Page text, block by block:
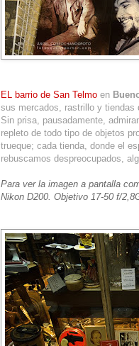
EL barrio de San Telmo en
sus mercados, rastrillo y tiendas
Sin prisa, pausadamente,
repleto de todo tipo de objetos
trueque; cada tienda, donde el
rebuscamos despreocupados,
Para ver la imagen a pantalla
Nikon D200. Objetivo 17-50 f/